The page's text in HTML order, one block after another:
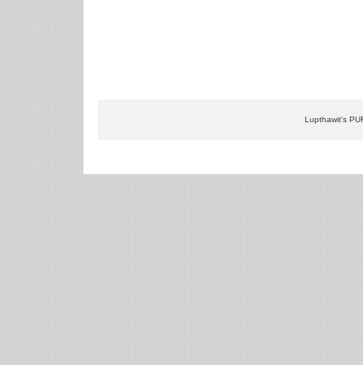
Lupthawit's